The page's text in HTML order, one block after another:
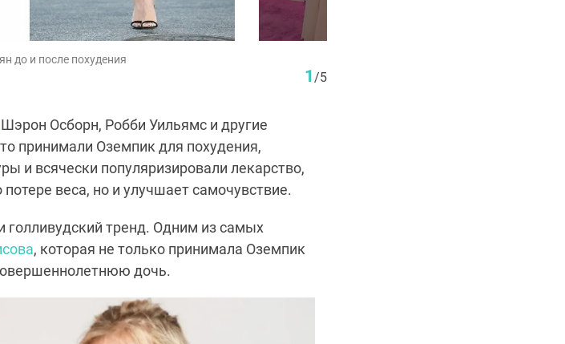
до и после похудения
1/5
Шэрон Осборн, Робби Уильямс и другие
принимали Оземпик для похудения,
и всячески популяризировали лекарство,
веса, но и улучшает самочувствие.
голливудский тренд. Одним из самых
, которая не только принимала Оземпик
дочь.